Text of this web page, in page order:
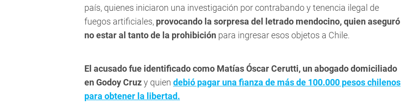
país, quienes iniciaron una investigación por contrabando y tenencia ilegal de
fuegos artificiales, provocando la sorpresa del letrado mendocino, quien aseguró
no estar al tanto de la prohibición para ingresar esos objetos a Chile.
El acusado fue identificado como Matías Óscar Cerutti, un abogado domiciliado
en Godoy Cruzy quien debió pagar una fianza de más de 100.000 pesos chilenos
para obtener la libertad.